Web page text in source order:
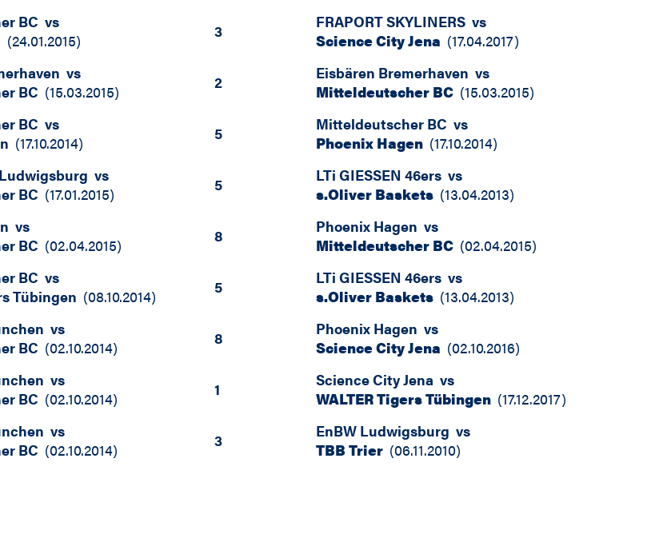
BC vs
(24.01.2015) 3 FRAPORT SKYLINERS vs
Science City Jena (17.04.2017)
vs
BC (15.03.2015) 2 Eisbären Bremerhaven vs
Mitteldeutscher BC (15.03.2015)
BC vs
(17.10.2014) 5 Mitteldeutscher BC vs
Phoenix Hagen (17.10.2014)
vs
BC (17.01.2015) 5 LTi GIESSEN 46ers vs
s.Oliver Baskets (13.04.2013)
vs
BC (02.04.2015) 8 Phoenix Hagen vs
Mitteldeutscher BC (02.04.2015)
BC vs
Tübingen (08.10.2014) 5 LTi GIESSEN 46ers vs
s.Oliver Baskets (13.04.2013)
vs
BC (02.10.2014) 8 Phoenix Hagen vs
Science City Jena (02.10.2016)
vs
BC (02.10.2014) 1 Science City Jena vs
WALTER Tigers Tübingen (17.12.2017)
vs
BC (02.10.2014) 3 EnBW Ludwigsburg vs
TBB Trier (06.11.2010)